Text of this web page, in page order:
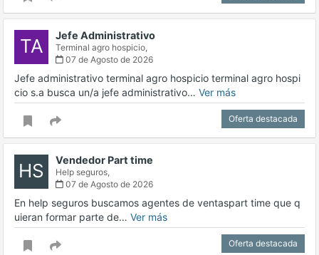
TA Jefe Administrativo
Terminal agro hospicio,
07 de Agosto de 2026
Jefe administrativo terminal agro hospicio terminal agro hospi
cio s.a busca un/a jefe administrativo… Ver más
Oferta destacada
HS Vendedor Part time
Help seguros,
07 de Agosto de 2026
En help seguros buscamos agentes de ventaspart time que q
uieran formar parte de… Ver más
Oferta destacada